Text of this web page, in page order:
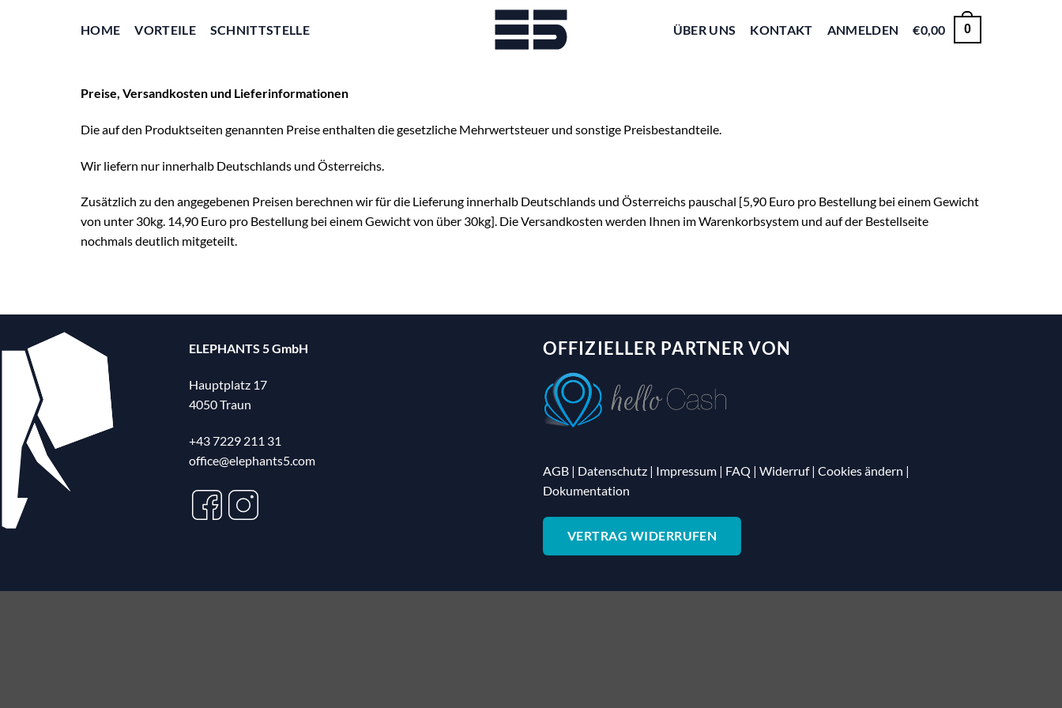
HOME VORTEILE SCHNITTSTELLE ÜBER UNS KONTAKT ANMELDEN €0,00 0
Preise, Versandkosten und Lieferinformationen
Die auf den Produktseiten genannten Preise enthalten die gesetzliche Mehrwertsteuer und sonstige Preisbestandteile.
Wir liefern nur innerhalb Deutschlands und Österreichs.
Zusätzlich zu den angegebenen Preisen berechnen wir für die Lieferung innerhalb Deutschlands und Österreichs pauschal [5,90 Euro pro Bestellung bei einem Gewicht
von unter 30kg. 14,90 Euro pro Bestellung bei einem Gewicht von über 30kg]. Die Versandkosten werden Ihnen im Warenkorbsystem und auf der Bestellseite
nochmals deutlich mitgeteilt.
ELEPHANTS 5 GmbH
Hauptplatz 17
4050 Traun
+43 7229 211 31
office@elephants5.com
OFFIZIELLER PARTNER VON
AGB | Datenschutz | Impressum | FAQ | Widerruf| Cookies ändern |
Dokumentation
VERTRAG WIDERRUFEN